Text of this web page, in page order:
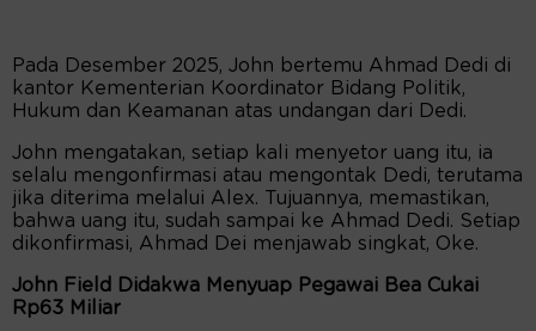
Pada Desember 2025, John bertemu Ahmad Dedi di
kantor Kementerian Koordinator Bidang Politik,
Hukum dan Keamanan atas undangan dari Dedi.
John mengatakan, setiap kali menyetor uang itu, ia
selalu mengonfirmasi atau mengontak Dedi, terutama
jika diterima melalui Alex. Tujuannya, memastikan,
bahwa uang itu, sudah sampai ke Ahmad Dedi. Setiap
dikonfirmasi, Ahmad Dei menjawab singkat, Oke.
John Field Didakwa Menyuap Pegawai Bea Cukai
Rp63 Miliar